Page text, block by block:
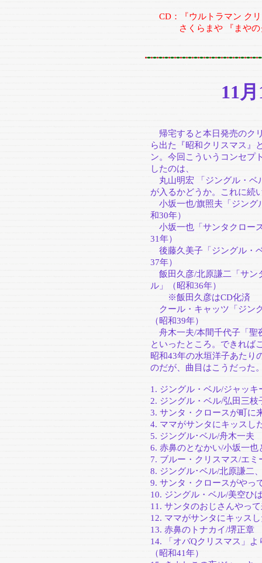
CD：『ウルトラマン ク
さくらまや 『まやのク
11
帰宅すると本日発売のク
ら出た『昭和クリスマス』
ン。今回こういうコンセプ
したのは、
丸山明宏 「ジングル・ベ
が入るかどうか。これに続
小坂一也/旗照夫「ジング
和30年）
小坂一也「サンタクロー
31年）
後藤久美子「ジングル・
37年）
飯田久彦/北原謙二「サン
ル」（昭和36年）
※飯田久彦はCD化済
クール・キャッツ「ジン
（昭和39年）
舟木一夫/本間千代子「聖
といったところ。できれば
昭和43年の水垣洋子あたり
のだが、曲目はこうだった
1. ジングル・ベル/ジャッ
2. ジングル・ベル/弘田三枝
3. サンタ・クロースが町に
4. ママがサンタにキッスし
5. ジングル･ベル/舟木一夫
6. 赤鼻のとなかい/小坂一
7. ブルー・クリスマス/エ
8. ジングル･ベル/北原謙二
9. サンタ・クロースがやっ
10. ジングル・ベル/美空ひ
11. サンタのおじさんやっ
12. ママがサンタにキッス
13. 赤鼻のトナカイ/堺正章
14. 「オバQクリスマス」
（昭和41年）